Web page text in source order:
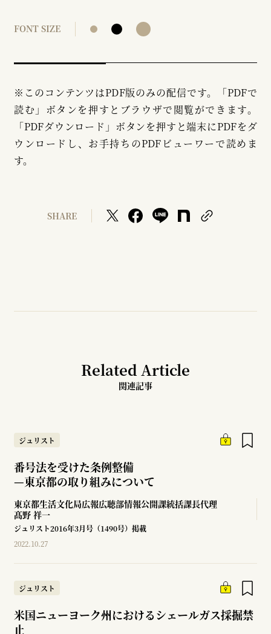
FONT SIZE
※このコンテンツはPDF版のみの配信です。「PDFで
読む」ボタンを押すとブラウザで閲覧ができます。
「PDFダウンロード」ボタンを押すと端末にPDFをダ
ウンロードし、お手持ちのPDFビューワーで読めま
す。
SHARE
Related Article
関連記事
ジュリスト
番号法を受けた条例整備
—東京都の取り組みについて
東京都生活文化局広報広聴部情報公開課統括課長代理
髙野 祥一
ジュリスト2016年3月号（1490号）掲載
2022.10.27
ジュリスト
米国ニューヨーク州におけるシェールガス採掘禁
止